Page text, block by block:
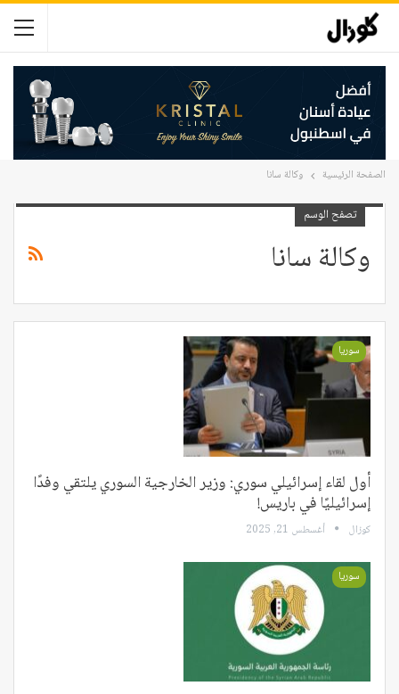
الصفحة الرئيسية وكالة سانا
تصفح الوسم
وكالة سانا
سوريا
أول لقاء إسرائيلي سوري: وزير الخارجية السوري يلتقي وفدًا
إسرائيليًا في باريس!
كوزال أغسطس 21, 2025
سوريا